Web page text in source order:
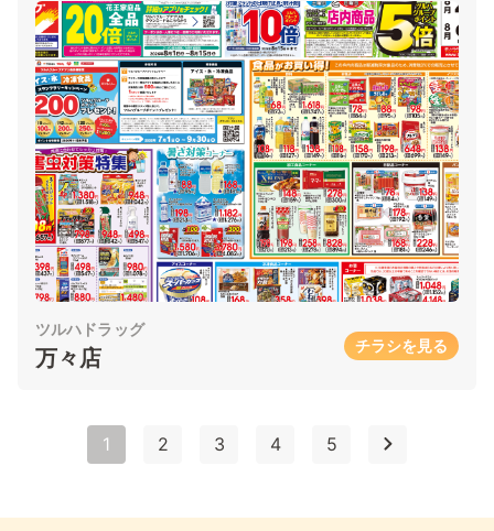
ツルハドラッグ
万々店 チラシを見る
1 2 3 4 5